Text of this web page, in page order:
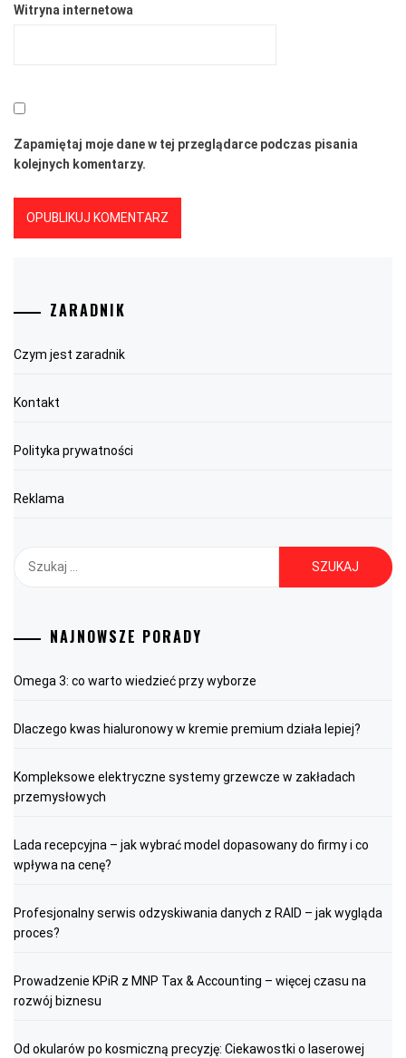
Witryna internetowa
Zapamiętaj moje dane w tej przeglądarce podczas pisania
kolejnych komentarzy.
ZARADNIK
Czym jest zaradnik
Kontakt
Polityka prywatności
Reklama
NAJNOWSZE PORADY
Omega 3: co warto wiedzieć przy wyborze
Dlaczego kwas hialuronowy w kremie premium działa lepiej?
Kompleksowe elektryczne systemy grzewcze w zakładach
przemysłowych
Lada recepcyjna – jak wybrać model dopasowany do firmy i co
wpływa na cenę?
Profesjonalny serwis odzyskiwania danych z RAID – jak wygląda
proces?
Prowadzenie KPiR z MNP Tax & Accounting – więcej czasu na
rozwój biznesu
Od okularów po kosmiczną precyzję: Ciekawostki o laserowej